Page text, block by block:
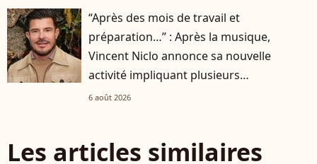
“Après des mois de travail et
préparation…” : Après la musique,
Vincent Niclo annonce sa nouvelle
activité impliquant plusieurs
personnalités
6 août 2026
Les articles similaires